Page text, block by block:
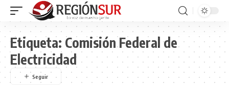
Etiqueta: Comisión Federal de
Electricidad